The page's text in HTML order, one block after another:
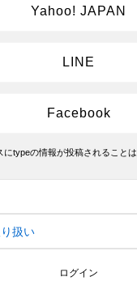
Yahoo! JAPAN
LINE
Facebook
typeの情報が投稿されることは
扱い
ログイン